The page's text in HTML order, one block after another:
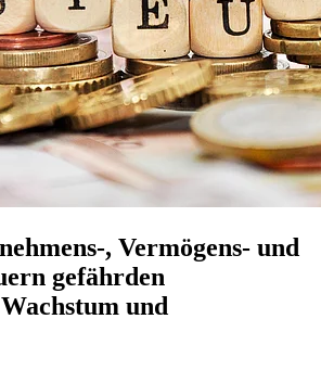
, Vermögens- und
gefährden
und